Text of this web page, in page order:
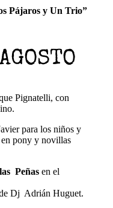
Pájaros y Un Trio”
Pignatelli, con
para los niños y
en pony y novillas
Peñas en el
Dj Adrián Huguet.